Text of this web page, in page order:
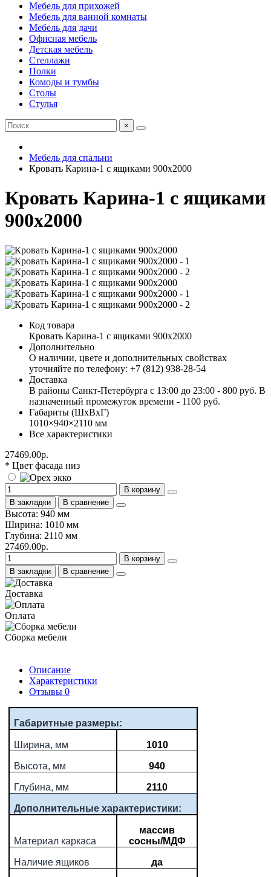
Мебель для прихожей
Мебель для ванной комнаты
Мебель для дачи
Офисная мебель
Детская мебель
Стеллажи
Полки
Комоды и тумбы
Столы
Стулья
×
Мебель для спальни
Кровать Карина-1 с ящиками 900х2000
Кровать Карина-1 с ящиками
900х2000
Код товара
Кровать Карина-1 с ящиками 900х2000
Дополнительно
О наличии, цвете и дополнительных свойствах
уточняйте по телефону: +7 (812) 938-28-54
Доставка
В районы Санкт-Петербурга с 13:00 до 23:00 - 800 руб. В
назначенный промежуток времени - 1100 руб.
Габариты (ШхВхГ)
1010×940×2110 мм
Все характеристики
27469.00р.
* Цвет фасада низ
В корзину
В закладки
В сравнение
Высота: 940 мм
Ширина: 1010 мм
Глубина: 2110 мм
27469.00р.
В корзину
В закладки
В сравнение
Доставка
Оплата
Сборка мебели
Описание
Характеристики
Отзывы 0
Габаритные размеры:
Ширина, мм 1010
Высота, мм 940
Глубина, мм 2110
Дополнительные характеристики:
Материал каркаса
массив
сосны/МДФ
Наличие ящиков да